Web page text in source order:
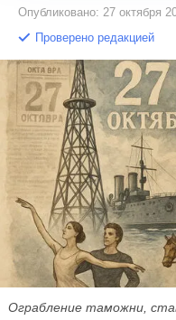
Опубликовано: 27 октября
Проверено редакцией
Ограбление таможни,